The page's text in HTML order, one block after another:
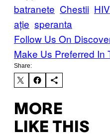
batranete Chestii HIV
ație speranta
Follow Us On
Make Us Preferred In
Share:
MORE
LIKE THIS